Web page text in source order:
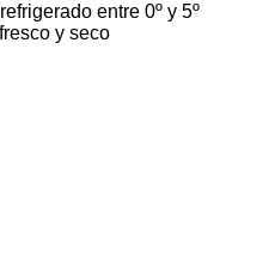
entre 0º y 5º
y seco